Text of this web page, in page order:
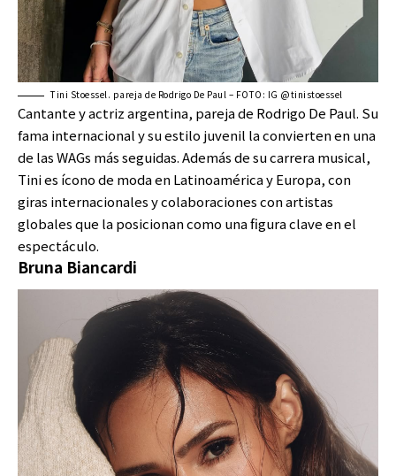
Tini Stoessel. pareja de Rodrigo De Paul – FOTO: IG @tinistoessel
Cantante y actriz argentina, pareja de Rodrigo De Paul. Su
fama internacional y su estilo juvenil la convierten en una
de las WAGs más seguidas. Además de su carrera musical,
Tini es ícono de moda en Latinoamérica y Europa, con
giras internacionales y colaboraciones con artistas
globales que la posicionan como una figura clave en el
espectáculo.
Bruna Biancardi